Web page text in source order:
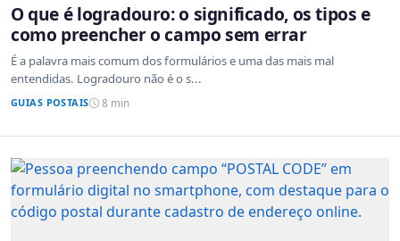
O que é logradouro: o significado, os tipos e
como preencher o campo sem errar
É a palavra mais comum dos formulários e uma das mais mal
entendidas. Logradouro não é o s...
GUIAS POSTAIS 8 min